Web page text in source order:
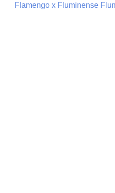
Flamengo x Fluminense